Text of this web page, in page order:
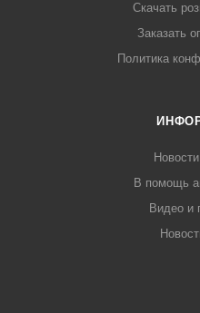
Скачать
Заказать
Политика
В помощь
Видео и